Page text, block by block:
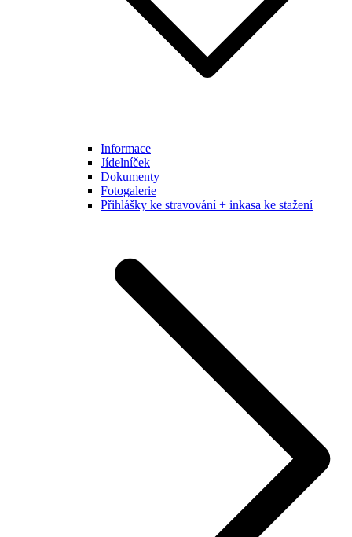
Informace
Jídelníček
Dokumenty
Fotogalerie
Přihlášky ke stravování + inkasa ke stažení